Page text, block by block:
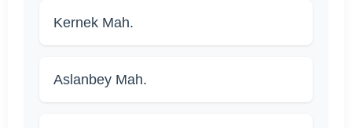
Kernek Mah.
Aslanbey Mah.